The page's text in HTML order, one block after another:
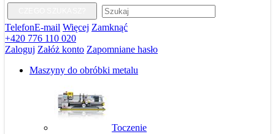
TelefonE-mail Więcej Zamknąć
+420 776 110 020
Zaloguj Załóż konto Zapomniane hasło
Maszyny do obróbki metalu
Toczenie